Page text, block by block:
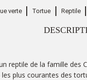
verte Tortue Reptile
reptile de la famille des
plus courantes des